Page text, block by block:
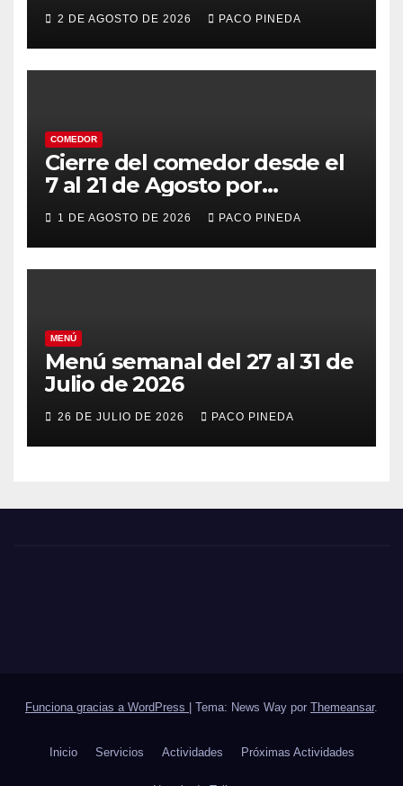
2 DE AGOSTO DE 2026 PACO PINEDA
COMEDOR
Cierre del comedor desde el
7 al 21 de Agosto por
vacaciones
1 DE AGOSTO DE 2026 PACO PINEDA
MENÚ
Menú semanal del 27 al 31 de
Julio de 2026
26 DE JULIO DE 2026 PACO PINEDA
Funciona gracias a WordPress | Tema: News Way por Themeansar.
Inicio Servicios Actividades Próximas Actividades